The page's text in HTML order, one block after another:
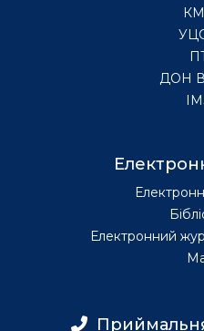
ДОН
Електронний